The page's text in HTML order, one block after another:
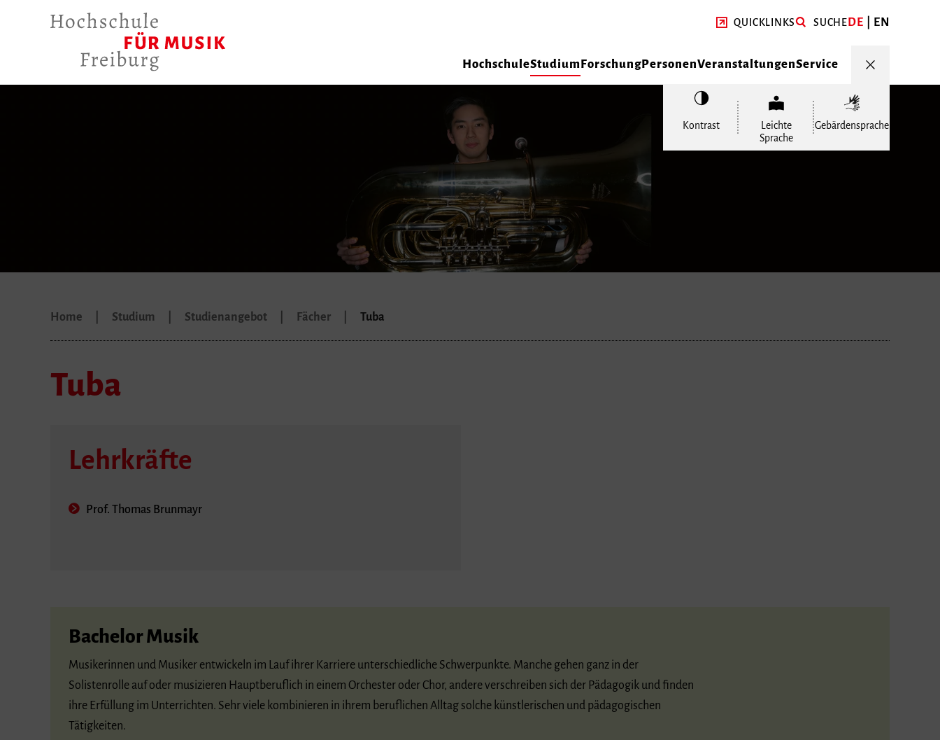
QUICKLINKS SUCHEDE EN
HochschuleStudiumForschungPersonenVeranstaltungenService
Kontrast
Leichte
Sprache
Gebärdensprache
Home Studium Studienangebot Fächer Tuba
Tuba
Lehrkräfte
Prof. Thomas Brunmayr
Bachelor Musik
Musikerinnen und Musiker entwickeln im Lauf ihrer Karriere unterschiedliche Schwerpunkte. Manche gehen ganz in der
Solistenrolle auf oder musizieren Hauptberuflich in einem Orchester oder Chor, andere verschreiben sich der Pädagogik und finden
ihre Erfüllung im Unterrichten. Sehr viele kombinieren in ihrem beruflichen Alltag solche künstlerischen und pädagogischen
Tätigkeiten.